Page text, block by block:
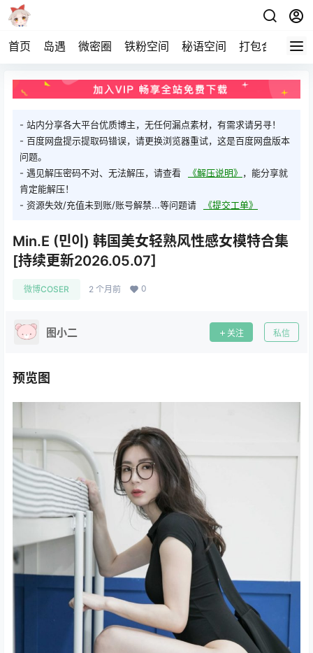
首页 岛遇 微密圈 铁粉空间 秘语空间 打包合集 关
- 站内分享各大平台优质博主，无任何漏点素材，有需求请另寻！
- 百度网盘提示提取码错误，请更换浏览器重试，这是百度网盘版本
问题。
- 遇见解压密码不对、无法解压，请查看
《解压说明》 ，能分享就
肯定能解压！
- 资源失效/充值未到账/账号解禁...等问题请
《提交工单》
Min.E (민이) 韩国美女轻熟风性感女模特合集
[持续更新2026.05.07]
微博COSER 2 个月前 0
图小二 关注 私信
预览图